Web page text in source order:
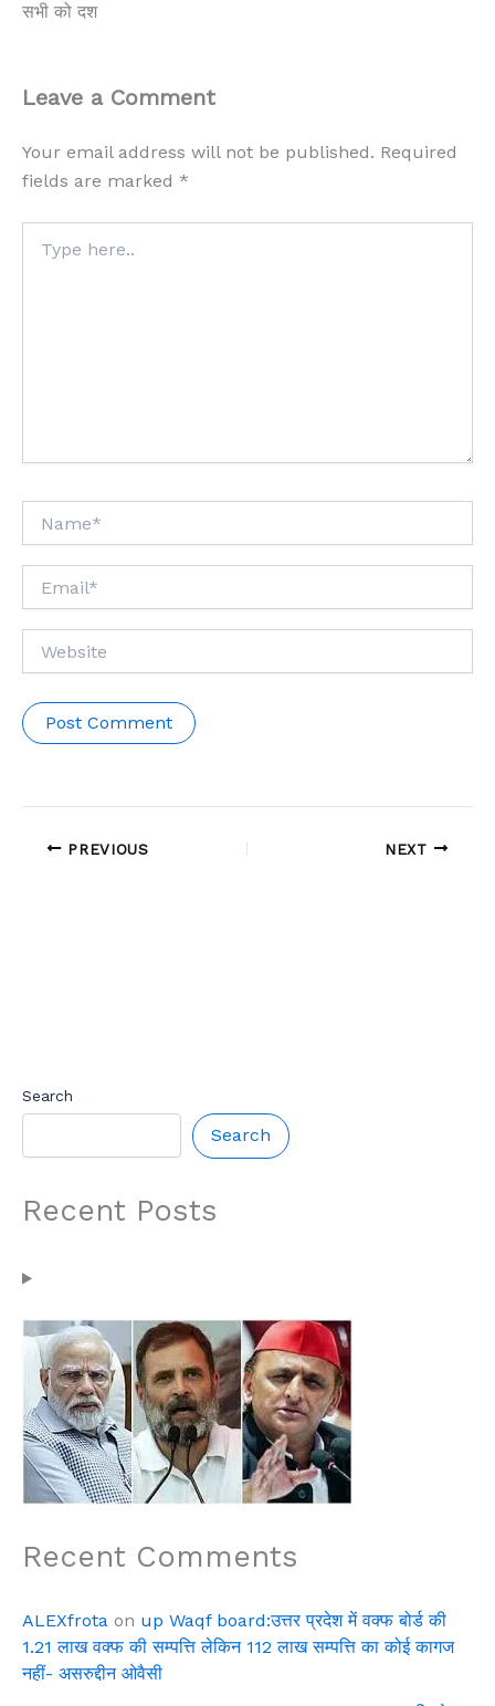
सभी को दश
Leave a Comment
Your email address will not be published. Required
fields are marked *
here..
PREVIOUS NEXT
Search
Search
Recent Posts
Recent Comments
ALEXfrota on up Waqf board:उत्तर प्रदेश में वक्फ बोर्ड की
1.21 लाख वक्फ की सम्पत्ति लेकिन 112 लाख सम्पत्ति का कोई कागज
नहीं- असरुद्दीन ओवैसी